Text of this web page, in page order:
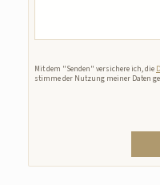
Mit dem "Senden" versichere ich, die
stimme der Nutzung meiner Daten